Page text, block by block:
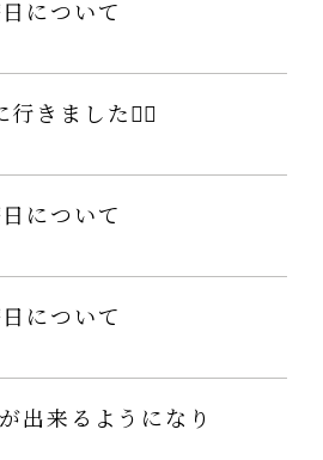
について
きました👩‍⚕️
について
について
出来るようになり